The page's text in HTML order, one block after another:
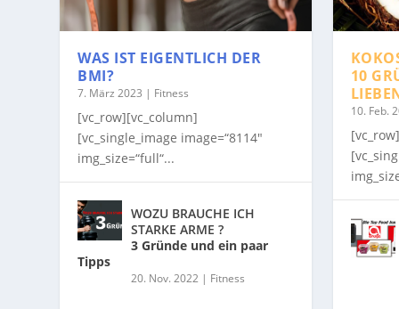
WAS IST EIGENTLICH DER
BMI?
7. März 2023 | Fitness
[vc_row][vc_column]
[vc_single_image image=“8114″
img_size=“full“...
WOZU BRAUCHE ICH
STARKE ARME ?
3 Gründe und ein paar
Tipps
20. Nov. 2022 | Fitness
10
10. Feb.